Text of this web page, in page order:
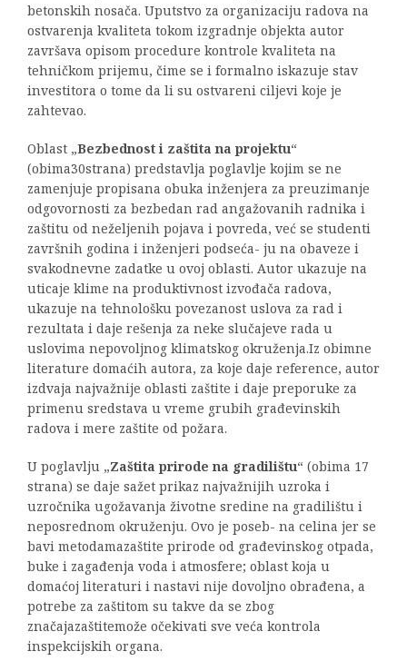
betonskih nosača. Uputstvo za organizaciju radova na
ostvarenja kvaliteta tokom izgradnje objekta autor
završava opisom procedure kontrole kvaliteta na
tehničkom prijemu, čime se i formalno iskazuje stav
investitora o tome da li su ostvareni ciljevi koje je
zahtevao.
Oblast „Bezbednost i zaštita na projektu“
(obima30strana) predstavlja poglavlje kojim se ne
zamenjuje propisana obuka inženjera za preuzimanje
odgovornosti za bezbedan rad angažovanih radnika i
zaštitu od neželjenih pojava i povreda, već se studenti
završnih godina i inženjeri podseća- ju na obaveze i
svakodnevne zadatke u ovoj oblasti. Autor ukazuje na
uticaje klime na produktivnost izvođača radova,
ukazuje na tehnološku povezanost uslova za rad i
rezultata i daje rešenja za neke slučajeve rada u
uslovima nepovoljnog klimatskog okruženja.Iz obimne
literature domaćih autora, za koje daje reference, autor
izdvaja najvažnije oblasti zaštite i daje preporuke za
primenu sredstava u vreme grubih građevinskih
radova i mere zaštite od požara.
U poglavlju „Zaštita prirode na gradilištu“ (obima 17
strana) se daje sažet prikaz najvažnijih uzroka i
uzročnika ugožavanja životne sredine na gradilištu i
neposrednom okruženju. Ovo je poseb- na celina jer se
bavi metodamazaštite prirode od građevinskog otpada,
buke i zagađenja voda i atmosfere; oblast koja u
domaćoj literaturi i nastavi nije dovoljno obrađena, a
potrebe za zaštitom su takve da se zbog
značajazaštitemože očekivati sve veća kontrola
inspekcijskih organa.